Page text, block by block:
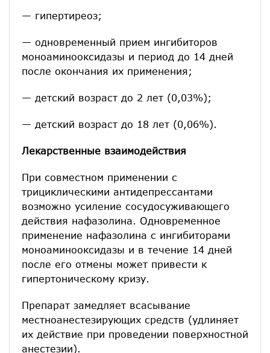
— гипертиреоз;
— одновременный прием ингибиторов
моноаминооксидазы и период до 14 дней
после окончания их применения;
— детский возраст до 2 лет (0,03%);
— детский возраст до 18 лет (0,06%).
Лекарственные взаимодействия
При совместном применении с
трициклическими антидепрессантами
возможно усиление сосудосуживающего
действия нафазолина. Одновременное
применение нафазолина с ингибиторами
моноаминооксидазы и в течение 14 дней
после его отмены может привести к
гипертоническому кризу.
Препарат замедляет всасывание
местноанестезирующих средств (удлиняет
их действие при проведении поверхностной
анестезии).